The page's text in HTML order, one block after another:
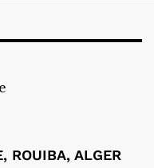
ROUIBA, ALGER